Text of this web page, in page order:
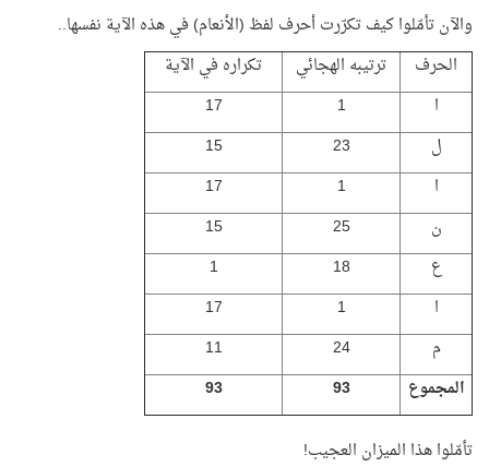
والآن تأمّلوا كيف تكرّرت أحرف لفظ (الأنعام) في هذه الآية نفسها..
الحرف
ترتيبه الهجائي
تكراره في الآية
ا
1
17
ل
23
15
ا
1
17
ن
25
15
ع
18
1
ا
1
17
م
24
11
المجموع
93
93
تأمّلوا هذا الميزان العجيب!